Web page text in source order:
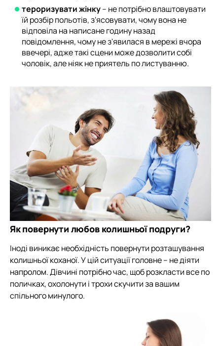
тероризувати жінку– не потрібно влаштовувати
їй розбір польотів, з'ясовувати, чому вона не
відповіла на написане годину назад
повідомлення, чому не з'явилася в мережі вчора
ввечері, адже такі сцени може дозволити собі
чоловік, але ніяк не приятель по листуванню.
Як повернути любов колишньої подруги?
Іноді виникає необхідність повернути розташування
колишньої коханої. У цій ситуації головне – не діяти
напролом. Дівчині потрібно час, щоб розкласти все по
поличках, охолонути і трохи скучити за вашим
спільного минулого.